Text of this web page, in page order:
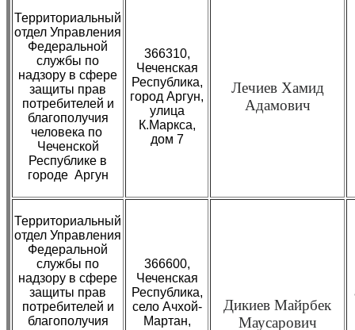
Территориальный
отдел Управления
Федеральной
службы по
надзору в сфере
защиты прав
потребителей и
благополучия
человека по
Чеченской
Республике в
городе Аргун
366310,
Чеченская
Республика,
город Аргун,
улица
К.Маркса,
дом 7
Лечиев Хамид
Адамович
Территориальный
отдел Управления
Федеральной
службы по
надзору в сфере
защиты прав
потребителей и
благополучия
366600,
Чеченская
Республика,
село Ачхой-
Мартан,
Дикиев Майрбек
Маусарович